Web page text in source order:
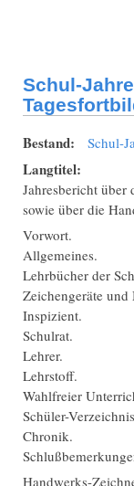
Schul-
Bestand: Schul-
Langtitel:
Jahresbericht über
sowie über die
Vorwort.
Allgemeines.
Lehrbücher der
Zeichengeräte und
Inspizient.
Schulrat.
Lehrer.
Lehrstoff.
Wahlfreier
Schüler-
Chronik.
Handwerks-